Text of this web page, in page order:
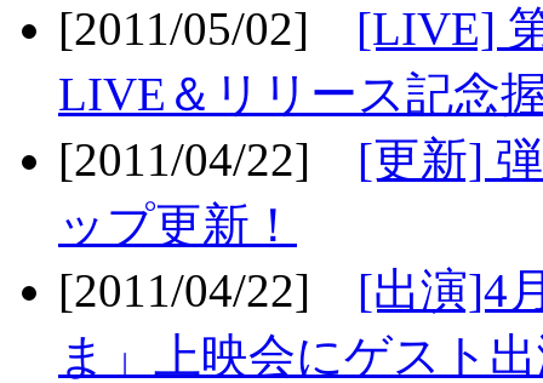
[2011/05/02] [LIVE]
LIVE＆リリース記念
[2011/04/22] [更新]
ップ更新！
[2011/04/22] [出演]4
ま」上映会にゲスト